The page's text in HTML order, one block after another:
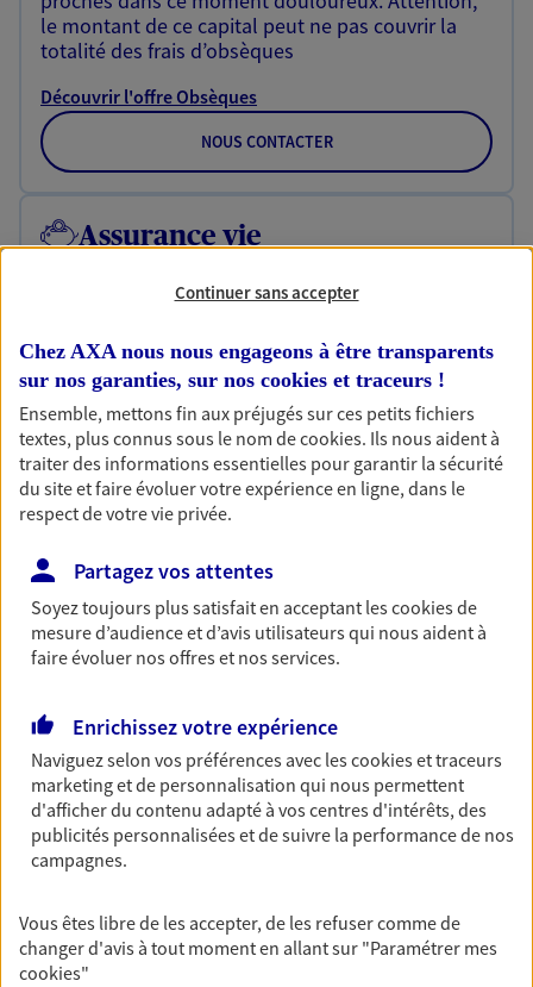
le montant de ce capital peut ne pas couvrir la
totalité des frais d’obsèques
Découvrir l'offre Obsèques
NOUS CONTACTER
Assurance vie
achat immobilier, études des enfants ou voyage
simplement, selon votre profil.
Découvrir l'offre Assurance vie
NOUS CONTACTER
Retraite
Préparez sereinement ce nouveau chapitre de
votre vie avec les conseils d'un expert. Découvrez
notre nouvelle solution PER (Plan Epargne
Retraite) spécialement conçue pour la retraite.
NOUS CONTACTER
VOIR TOUTES NOS OFFRES
Continuer sans accepter
Chez AXA nous nous engageons à être transparents
sur nos garanties, sur nos cookies et traceurs !
Ensemble, mettons fin aux préjugés sur ces petits fichiers
textes, plus connus sous le nom decookies. Ils nous aident à
traiter des informations essentielles pour garantir la sécurité
du site et faire évoluer votre expérience en ligne, dans le
respect de votre vie privée.
Partagez vos attentes
Soyez toujours plus satisfait en acceptant lescookiesde
mesure d’audience et d’avis utilisateurs qui nous aident à
faire évoluer nos offres et nos services.
Enrichissez votre expérience
Naviguez selon vos préférences avec lescookies et traceurs
marketing et de personnalisation qui nous permettent
d'afficher du contenu adapté à vos centres d'intérêts, des
publicités personnalisées et de suivre la performance de nos
campagnes.
Vous êtes libre de les accepter, de les refuser comme de
changer d'avis à tout moment en allant sur "Paramétrer mes
cookies"